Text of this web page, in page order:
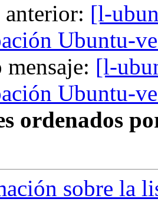
anterior: [l-
Ubuntu-
[l-
Ubuntu-
ordenados
sobre la